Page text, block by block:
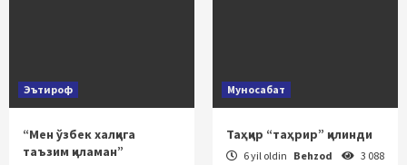
Эътироф
“Мен ўзбек халқига
таъзим қиламан”
Муносабат
Таҳқир “таҳрир” қилинди
6 yil oldin Behzod 3 088